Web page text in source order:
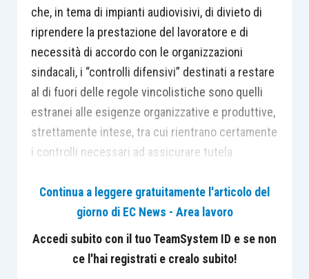
che, in tema di impianti audiovisivi, di divieto di
riprendere la prestazione del lavoratore e di
necessità di accordo con le organizzazioni
sindacali, i “controlli difensivi” destinati a restare
al di fuori delle regole vincolistiche sono quelli
estranei alle esigenze organizzative e produttive,
strettamente intese, tra cui rientrano certamente
i controlli necessari ad assicurare tutela
patrimonio e che, del tutto occasionalmente e
imprevedibilmente, secondo un giudizio di
ragionevolezza
ex ante
, intercettino
comportamenti del lavoratore, rilevanti
Continua a leggere gratuitamente l'articolo del
giorno di EC News - Area lavoro
Accedi subito con il tuo TeamSystem ID e se non
ce l'hai registrati e crealo subito!